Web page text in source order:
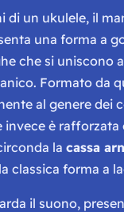
di un ukulele, il
una forma a
che si uniscono
Formato da
al genere dei
invece è rafforzata
la cassa
classica forma a
il suono,